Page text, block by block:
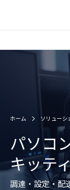
ホーム ソリューシ
パソコ
キッテ
調達・設定・配